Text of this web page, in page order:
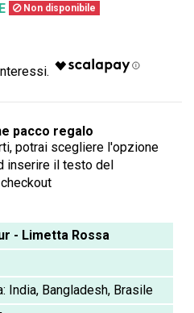
Non disponibile
pacco regalo
potrai scegliere l'opzione
inserire il testo del
- Limetta Rossa
India, Bangladesh, Brasile